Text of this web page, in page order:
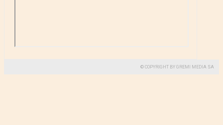
© COPYRIGHT BY GREMI MEDIA SA